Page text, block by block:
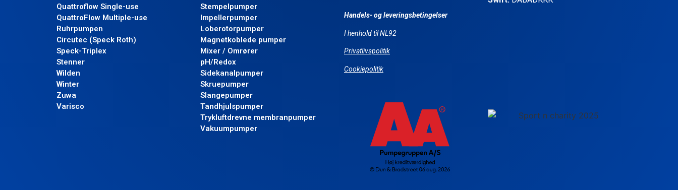
Quattroflow Single-use
QuattroFlow Multiple-use
Ruhrpumpen
Circutec (Speck Roth)
Speck-Triplex
Stenner
Wilden
Winter
Zuwa
Varisco
Stempelpumper
Impellerpumper
Loberotorpumper
Magnetkoblede pumper
Mixer / Omrører
pH/Redox
Sidekanalpumper
Skruepumper
Slangepumper
Tandhjulspumper
Trykluftdrevne membranpumper
Vakuumpumper
Handels- og leveringsbetingelser
I henhold til NL92
Privatlivspolitik
Cookiepolitik